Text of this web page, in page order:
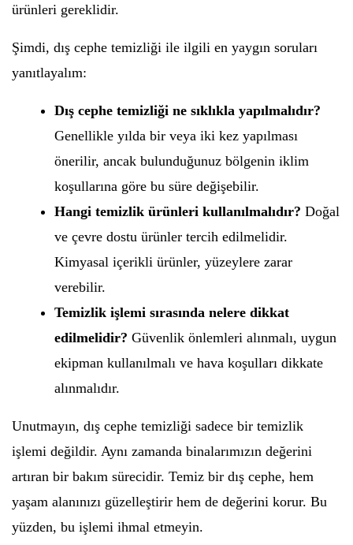
ürünleri gereklidir.
Şimdi, dış cephe temizliği ile ilgili en yaygın soruları
yanıtlayalım:
Dış cephe temizliği ne sıklıkla yapılmalıdır?
Genellikle yılda bir veya iki kez yapılması
önerilir, ancak bulunduğunuz bölgenin iklim
koşullarına göre bu süre değişebilir.
Hangi temizlik ürünleri kullanılmalıdır? Doğal
ve çevre dostu ürünler tercih edilmelidir.
Kimyasal içerikli ürünler, yüzeylere zarar
verebilir.
Temizlik işlemi sırasında nelere dikkat
edilmelidir? Güvenlik önlemleri alınmalı, uygun
ekipman kullanılmalı ve hava koşulları dikkate
alınmalıdır.
Unutmayın, dış cephe temizliği sadece bir temizlik
işlemi değildir. Aynı zamanda binalarımızın değerini
artıran bir bakım sürecidir. Temiz bir dış cephe, hem
yaşam alanınızı güzelleştirir hem de değerini korur. Bu
yüzden, bu işlemi ihmal etmeyin.